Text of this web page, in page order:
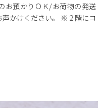
お預かりＯＫ/お荷物の発送
かけください。 ※２階にコ